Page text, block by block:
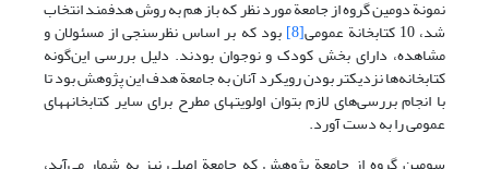
نمونة دومین گروه از جامعة مورد نظر که باز هم به روش هدفمند انتخاب
شد، 10 کتابخانة عمومی [8] بود که بر اساس نظرسنجی از مسئولان و
مشاهده، دارای بخش کودک و نوجوان بودند. دلیل بررسی این‌گونه
کتابخانه‌ها نزدیک­تر بودن رویکرد آنان به جامعة هدف این پژوهش بود تا
با انجام بررسی‌های لازم بتوان اولویت‎های ‎مطرح برای سایر کتابخانه‎های